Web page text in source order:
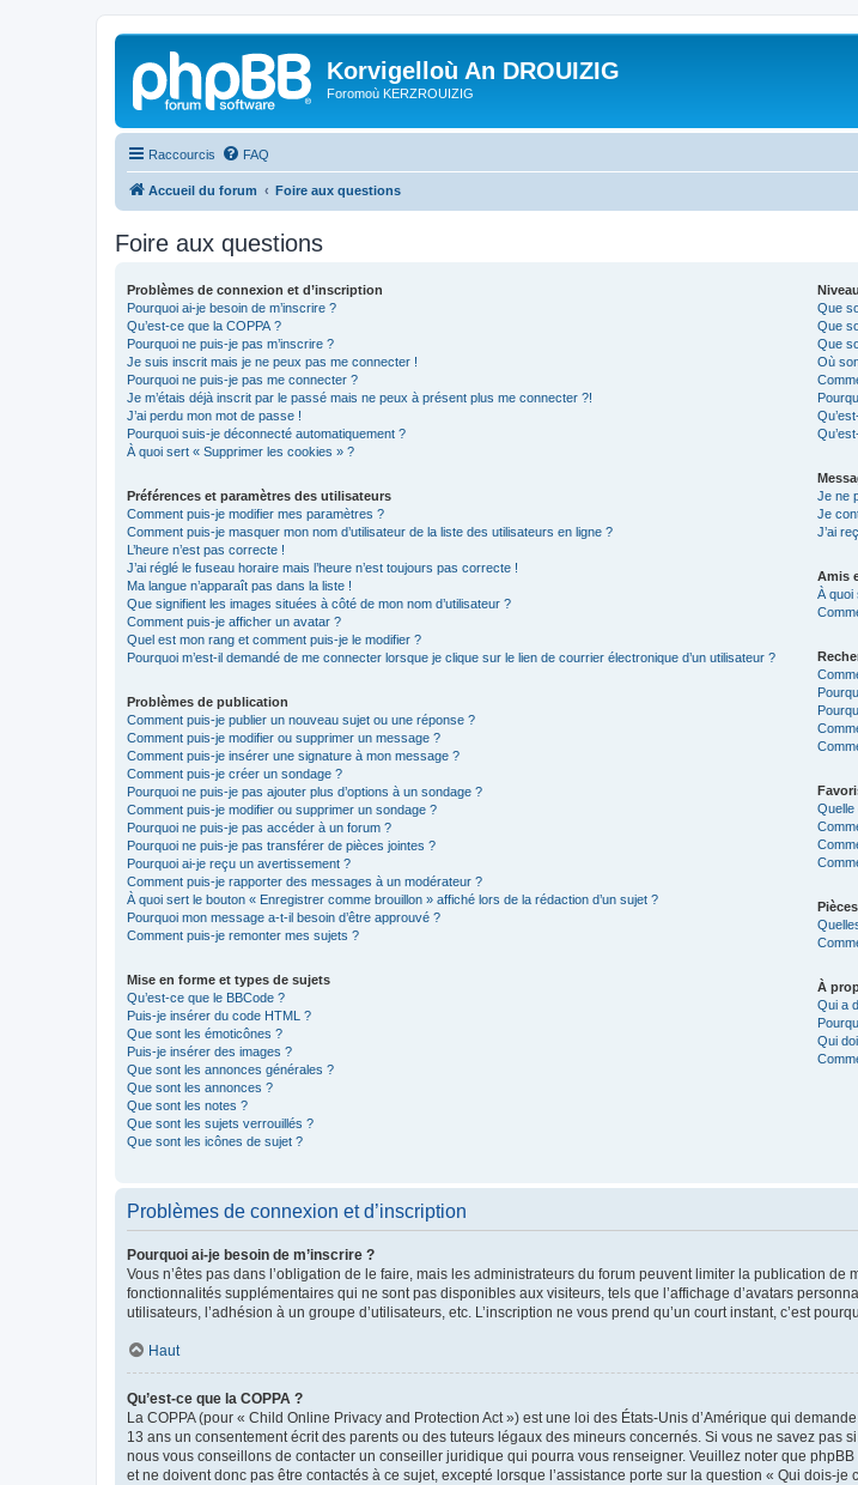
Korvigelloù An DROUIZIG
Foromoù KERZROUIZIG
Raccourcis FAQ
Accueil du forum Foire aux questions
Foire aux questions
Problèmes de connexion et d’inscription
Pourquoi ai-je besoin de m’inscrire ?
Qu’est-ce que la COPPA ?
Pourquoi ne puis-je pas m’inscrire ?
Je suis inscrit mais je ne peux pas me connecter !
Pourquoi ne puis-je pas me connecter ?
Je m’étais déjà inscrit par le passé mais ne peux à présent plus me connecter ?!
J’ai perdu mon mot de passe !
Pourquoi suis-je déconnecté automatiquement ?
À quoi sert « Supprimer les cookies » ?
Préférences et paramètres des utilisateurs
Comment puis-je modifier mes paramètres ?
Comment puis-je masquer mon nom d’utilisateur de la liste des utilisateurs en ligne ?
L’heure n’est pas correcte !
J’ai réglé le fuseau horaire mais l’heure n’est toujours pas correcte !
Ma langue n’apparaît pas dans la liste !
Que signifient les images situées à côté de mon nom d’utilisateur ?
Comment puis-je afficher un avatar ?
Quel est mon rang et comment puis-je le modifier ?
Pourquoi m’est-il demandé de me connecter lorsque je clique sur le lien de courrier électronique d’un utilisateur ?
Problèmes de publication
Comment puis-je publier un nouveau sujet ou une réponse ?
Comment puis-je modifier ou supprimer un message ?
Comment puis-je insérer une signature à mon message ?
Comment puis-je créer un sondage ?
Pourquoi ne puis-je pas ajouter plus d’options à un sondage ?
Comment puis-je modifier ou supprimer un sondage ?
Pourquoi ne puis-je pas accéder à un forum ?
Pourquoi ne puis-je pas transférer de pièces jointes ?
Pourquoi ai-je reçu un avertissement ?
Comment puis-je rapporter des messages à un modérateur ?
À quoi sert le bouton « Enregistrer comme brouillon » affiché lors de la rédaction d’un sujet ?
Pourquoi mon message a-t-il besoin d’être approuvé ?
Comment puis-je remonter mes sujets ?
Mise en forme et types de sujets
Qu’est-ce que le BBCode ?
Puis-je insérer du code HTML ?
Que sont les émoticônes ?
Puis-je insérer des images ?
Que sont les annonces générales ?
Que sont les annonces ?
Que sont les notes ?
Que sont les sujets verrouillés ?
Que sont les icônes de sujet ?
Que
Que
Que
Où
Je ne
Je
J’ai
Amis
À quoi
À
Qui a
Qui
Problèmes de connexion et d’inscription
Pourquoi ai-je besoin de m’inscrire ?
Vous n’êtes pas dans l’obligation de le faire, mais les administrateurs du forum peuvent limiter la publication
fonctionnalités supplémentaires qui ne sont pas disponibles aux visiteurs, tels que l’affichage d’avatars
utilisateurs, l’adhésion à un groupe d’utilisateurs, etc. L’inscription ne vous prend qu’un court instant, c’est
Haut
Qu’est-ce que la COPPA ?
La COPPA (pour « Child Online Privacy and Protection Act ») est une loi des États-Unis d’Amérique qui
13 ans un consentement écrit des parents ou des tuteurs légaux des mineurs concernés. Si vous ne savez pas
nous vous conseillons de contacter un conseiller juridique qui pourra vous renseigner. Veuillez noter que
et ne doivent donc pas être contactés à ce sujet, excepté lorsque l’assistance porte sur la question « Qui dois-je